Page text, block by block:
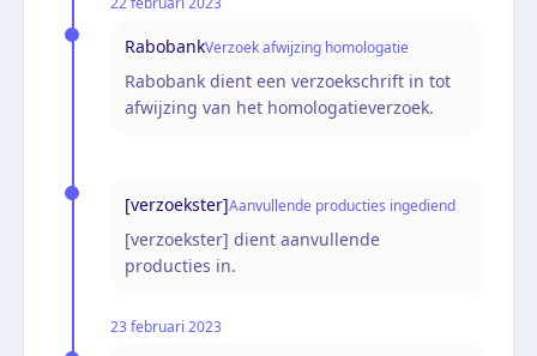
RabobankVerzoek afwijzing homologatie
Rabobank dient een verzoekschrift in tot
afwijzing van het homologatieverzoek.
[verzoekster]Aanvullende producties ingediend
[verzoekster] dient aanvullende
producties in.
23 februari 2023